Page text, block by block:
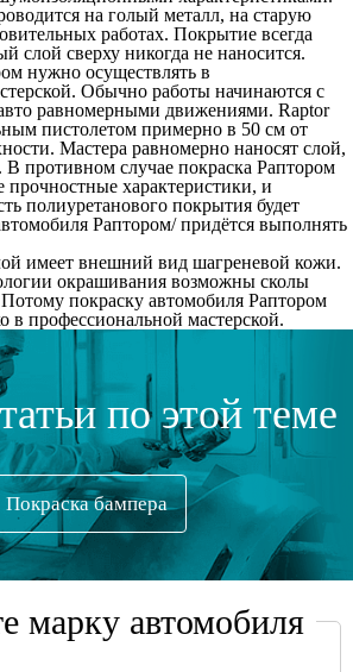
на голый металл, на старую
работах. Покрытие всегда
слой сверху никогда не наносится.
нужно осуществлять в
Обычно работы начинаются с
равномерными движениями. Raptor
пистолетом примерно в 50 см от
Мастера равномерно наносят слой,
В противном случае покраска Раптором
характеристики, и
полиуретанового покрытия будет
Раптором/придётся выполнять
имеет внешний вид шагреневой кожи.
окрашивания возможны сколы
Потому покраску автомобиля Раптором
в профессиональной мастерской.
по этой теме
Покраска бампера
марку автомобиля